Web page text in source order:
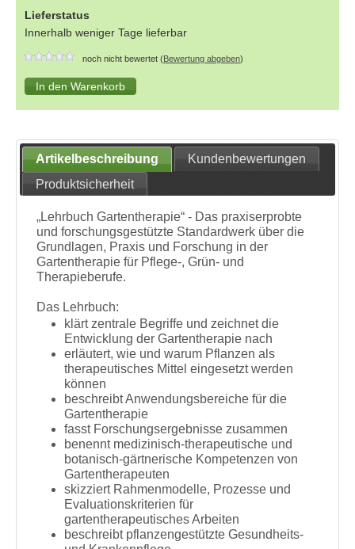
Lieferstatus
Innerhalb weniger Tage lieferbar
noch nicht bewertet (Bewertung abgeben)
Artikelbeschreibung
Kundenbewertungen
Produktsicherheit
„Lehrbuch Gartentherapie“ - Das praxiserprobte
und forschungsgestützte Standardwerk über die
Grundlagen, Praxis und Forschung in der
Gartentherapie für Pflege-, Grün- und
Therapieberufe.
Das Lehrbuch:
klärt zentrale Begriffe und zeichnet die
Entwicklung der Gartentherapie nach
erläutert, wie und warum Pflanzen als
therapeutisches Mittel eingesetzt werden
können
beschreibt Anwendungsbereiche für die
Gartentherapie
fasst Forschungsergebnisse zusammen
benennt medizinisch-therapeutische und
botanisch-gärtnerische Kompetenzen von
Gartentherapeuten
skizziert Rahmenmodelle, Prozesse und
Evaluationskriterien für
gartentherapeutisches Arbeiten
beschreibt pflanzengestützte Gesundheits-